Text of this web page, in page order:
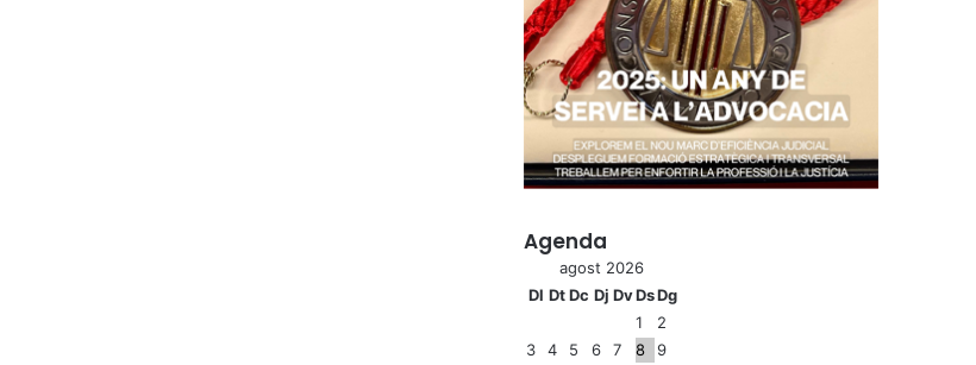
Agenda
agost 2026
Dl Dt Dc Dj DvDsDg
1
2
3
4 5 6 7 8
9